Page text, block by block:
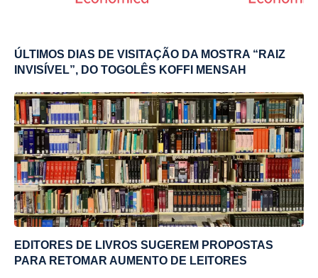
ÚLTIMOS DIAS DE VISITAÇÃO DA MOSTRA “RAIZ
INVISÍVEL”, DO TOGOLÊS KOFFI MENSAH
EDITORES DE LIVROS SUGEREM PROPOSTAS
PARA RETOMAR AUMENTO DE LEITORES